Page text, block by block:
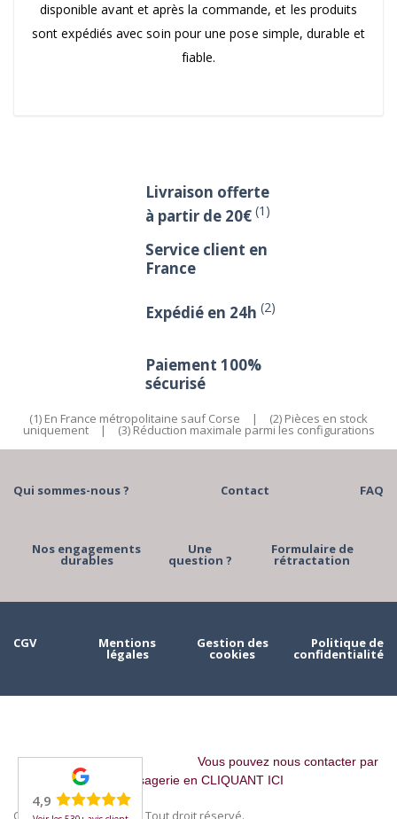
disponible avant et après la commande, et les produits
sont expédiés avec soin pour une pose simple, durable et
fiable.
Livraison offerte
à partir de 20€ (1)
Service client en
France
Expédié en 24h (2)
Paiement 100%
sécurisé
(1) En France métropolitaine sauf Corse | (2) Pièces en stock
uniquement | (3) Réduction maximale parmi les configurations
Qui sommes-nous ? Contact FAQ
Nos engagements
durables
Une
question ?
Formulaire de
rétractation
CGV Mentions
légales
Gestion des
cookies
Politique de
confidentialité
Vous pouvez nous contacter par
messagerie en CLIQUANT ICI
Copyright © 2023 MAAH. Tout droit réservé.
4,9